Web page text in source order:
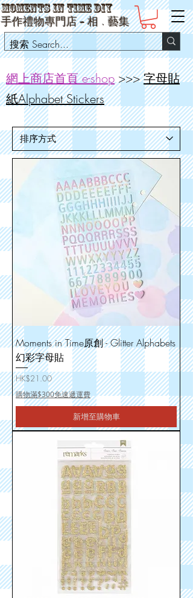
Moments in Time DIY
手作禮物專門店 -相 ﹒藝集
網上商店首頁 e-shop>>>字母貼
紙Alphabet Stickers
Moments in Time原創 - Glitter Alphabets
幻彩字母貼
價格
HK$21.00
購物滿$300免速遞運費
新增至購物車